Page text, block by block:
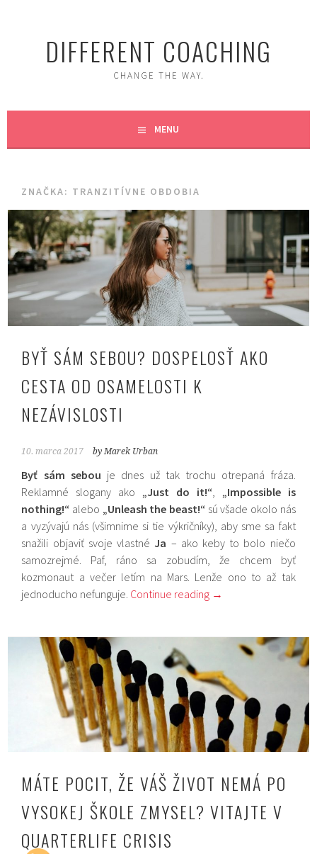
DIFFERENT COACHING
CHANGE THE WAY.
MENU
ZNAČKA: TRANZITÍVNE OBDOBIA
BYŤ SÁM SEBOU? DOSPELOSŤ AKO
CESTA OD OSAMELOSTI K
NEZÁVISLOSTI
10. marca 2017 by Marek Urban
Byť sám sebou je dnes už tak trochu otrepaná fráza.
Reklamné slogany ako „Just do it!“
„Impossible is
nothing!“ alebo „Unleash the beast!“ sú všade okolo nás
a vyzývajú nás (všimnime si tie výkričníky), aby sme sa fakt
snažili objaviť svoje vlastnéJa – ako keby to bolo niečo
samozrejmé. Paf, ráno sa zobudím, že chcem byť
kozmonaut a večer letím na Mars. Lenže ono to až tak
jednoducho nefunguje. Continue reading →
MÁTE POCIT, ŽE VÁŠ ŽIVOT NEMÁ PO
VYSOKEJ ŠKOLE ZMYSEL? VITAJTE V
QUARTERLIFE CRISIS